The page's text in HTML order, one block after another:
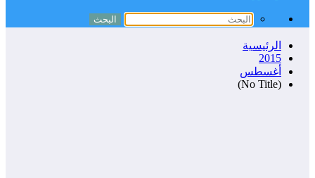
الرئيسية
2015
أغسطس
(No Title)